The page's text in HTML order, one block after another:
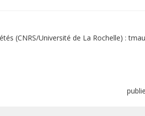
(CNRS/Université de La Rochelle) :